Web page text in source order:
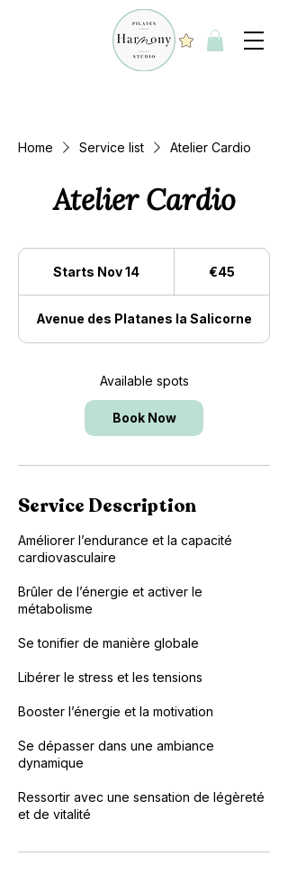
Home Service list Atelier Cardio
Atelier Cardio
Starts Nov 14
r
t
N
o
v
1
€45
Avenue des Platanes la Salicorne
Available spots
Book Now
Service Description
Améliorer l’endurance et la capacité
cardiovasculaire
Brûler de l’énergie et activer le
métabolisme
Se tonifier de manière globale
Libérer le stress et les tensions
Booster l’énergie et la motivation
Se dépasser dans une ambiance
dynamique
Ressortir avec une sensation de légèreté
et de vitalité